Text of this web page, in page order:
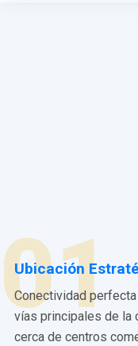
01
Ubicación
Conectividad
vías principales de la
cerca de centros